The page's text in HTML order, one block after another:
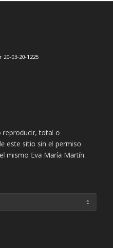
03-20-1225
reproducir, total o
este sitio sin el permiso
mismo Eva María Martín.